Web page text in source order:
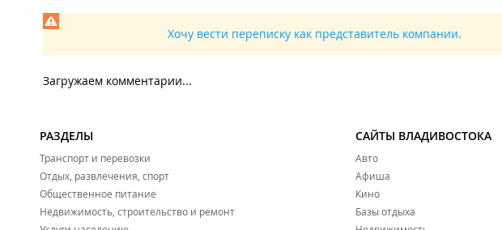
Хочу вести переписку как представитель компании.
Загружаем комментарии...
РАЗДЕЛЫ
Транспорт и перевозки
Отдых, развлечения, спорт
Общественное питание
Недвижимость, строительство и ремонт
САЙТЫ ВЛАДИВОСТОКА
Авто
Афиша
Кино
Базы отдыха